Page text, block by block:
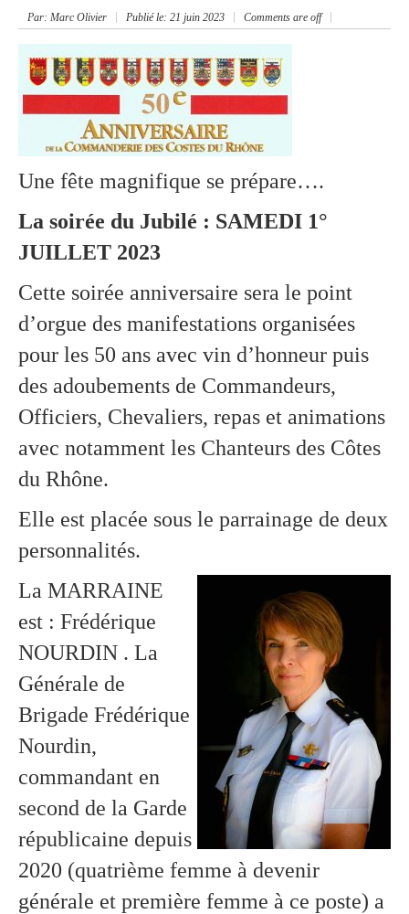
Par: Marc Olivier Publié le: 21 juin 2023 Comments are off
Une fête magnifique se prépare….
La soirée du Jubilé : SAMEDI 1°
JUILLET 2023
Cette soirée anniversaire sera le point
d’orgue des manifestations organisées
pour les 50 ans avec vin d’honneur puis
des adoubements de Commandeurs,
Officiers, Chevaliers, repas et animations
avec notamment les Chanteurs des Côtes
du Rhône.
Elle est placée sous le parrainage de deux
personnalités.
La MARRAINE
est : Frédérique
NOURDIN . La
Générale de
Brigade Frédérique
Nourdin,
commandant en
second de la Garde
républicaine depuis
2020 (quatrième femme à devenir
générale et première femme à ce poste) a